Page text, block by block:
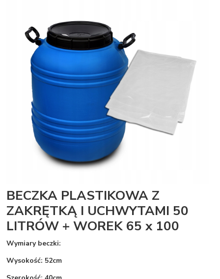
BECZKA PLASTIKOWA Z
ZAKRĘTKĄ I UCHWYTAMI 50
LITRÓW + WOREK 65 x 100
Wymiary beczki:
Wysokość: 52cm